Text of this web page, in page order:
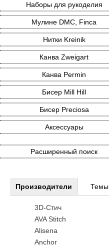
Наборы для рукоделия
Мулине DMC, Finca
Нитки Kreinik
Канва Zweigart
Канва Permin
Бисер Mill Hill
Бисер Preciosa
Аксессуары
Расширенный поиск
Производители Темы
3D-Стич
AVA Stitch
Alisena
Anchor